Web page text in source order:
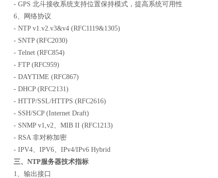
- GPS 北斗接收系统支持位置保持模式，提高系统可用性
6、网络协议
- NTP v1.v2.v3&v4 (RFC1119&1305)
- SNTP (RFC2030)
- Telnet (RFC854)
- FTP (RFC959)
- DAYTIME (RFC867)
- DHCP (RFC2131)
- HTTP/SSL/HTTPS (RFC2616)
- SSH/SCP (Internet Draft)
- SNMP v1,v2、MIB II (RFC1213)
- RSA 非对称加密
- IPV4、IPV6、IPv4/IPv6 Hybrid
三、 NTP服务器技术指标
1、输出接口